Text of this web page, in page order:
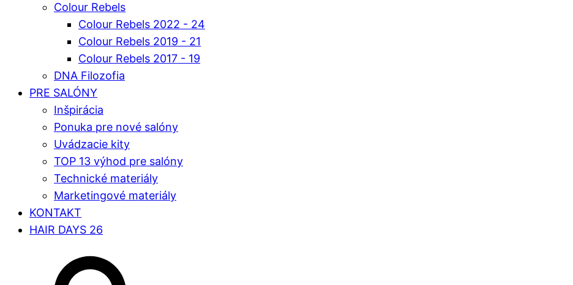
Colour Rebels
Colour Rebels 2022 - 24
Colour Rebels 2019 - 21
Colour Rebels 2017 - 19
DNA Filozofia
PRE SALÓNY
Inšpirácia
Ponuka pre nové salóny
Uvádzacie kity
TOP 13 výhod pre salóny
Technické materiály
Marketingové materiály
KONTAKT
HAIR DAYS 26